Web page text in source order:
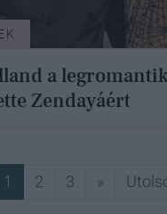
a
Zendayáért
1 2 3 »